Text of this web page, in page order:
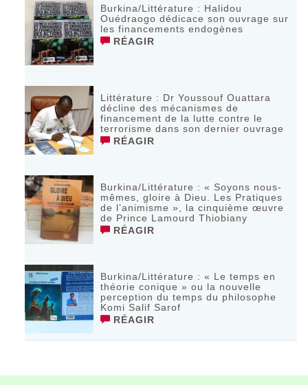
Burkina/Littérature : Halidou
Ouédraogo dédicace son ouvrage sur
les financements endogènes
RÉAGIR
Littérature : Dr Youssouf Ouattara
décline des mécanismes de
financement de la lutte contre le
terrorisme dans son dernier ouvrage
RÉAGIR
Burkina/Littérature : « Soyons nous-
mêmes, gloire à Dieu. Les Pratiques
de l’animisme », la cinquième œuvre
de Prince Lamourd Thiobiany
RÉAGIR
Burkina/Littérature : « Le temps en
théorie conique » ou la nouvelle
perception du temps du philosophe
Komi Salif Sarof
RÉAGIR